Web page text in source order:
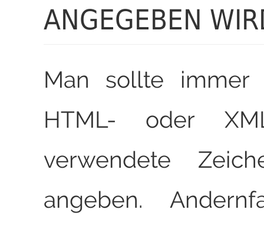
ANGEGEBEN
Man sollte
HTML- oder
verwendete
angeben.